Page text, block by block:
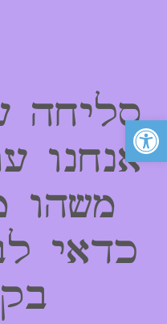
פתח סרגל נגישות
סליחה
אנחנו
משהו
כדאי